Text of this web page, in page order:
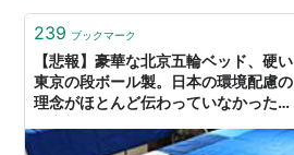
239 ブックマーク
【悲報】豪華な北京五輪ベッド、硬い
東京の段ボール製。日本の環境配慮の
理念がほとんど伝わっていなかった
Yahoo!ニュース